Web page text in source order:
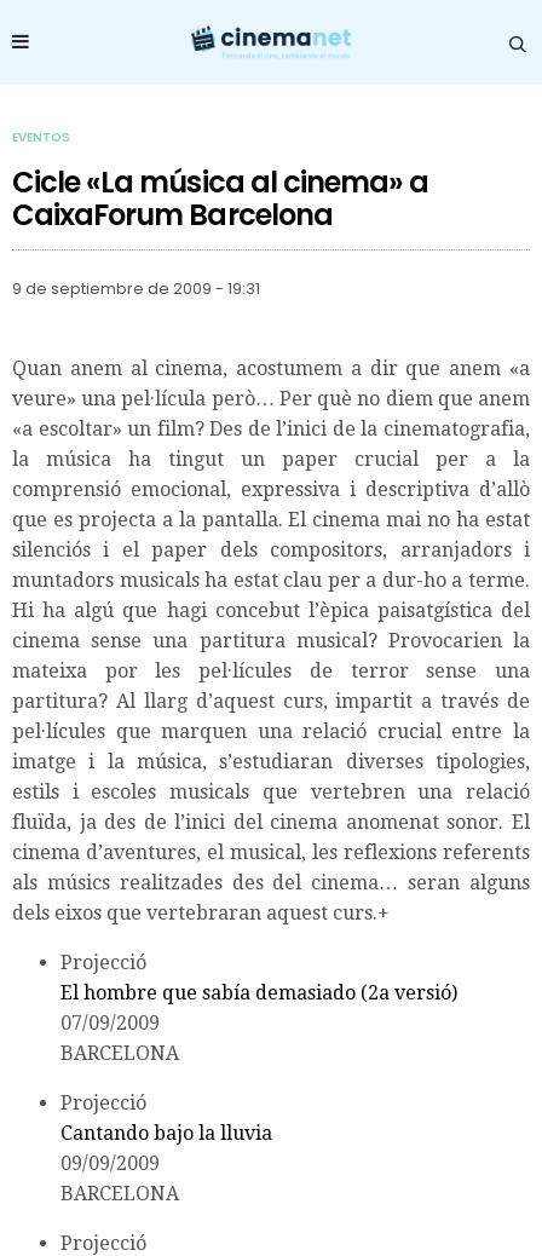
EVENTOS
Cicle «La música al cinema» a
CaixaForum Barcelona
9 de septiembre de 2009 - 19:31
Quan anem al cinema, acostumem a dir que anem «a
veure» una pel·lícula però… Per què no diem que anem
«a escoltar» un film? Des de l’inici de la cinematografia,
la música ha tingut un paper crucial per a la
comprensió emocional, expressiva i descriptiva d’allò
que es projecta a la pantalla. El cinema mai no ha estat
silenciós i el paper dels compositors, arranjadors i
muntadors musicals ha estat clau per a dur-ho a terme.
Hi ha algú que hagi concebut l’èpica paisatgística del
cinema sense una partitura musical? Provocarien la
mateixa por les pel·lícules de terror sense una
partitura? Al llarg d’aquest curs, impartit a través de
pel·lícules que marquen una relació crucial entre la
imatge i la música, s’estudiaran diverses tipologies,
estils i escoles musicals que vertebren una relació
fluïda, ja des de l’inici del cinema anomenat sonor. El
cinema d’aventures, el musical, les reflexions referents
als músics realitzades des del cinema… seran alguns
dels eixos que vertebraran aquest curs.+
Projecció
El hombre que sabía demasiado (2a versió)
07/09/2009
BARCELONA
Projecció
Cantando bajo la lluvia
09/09/2009
BARCELONA
Projecció